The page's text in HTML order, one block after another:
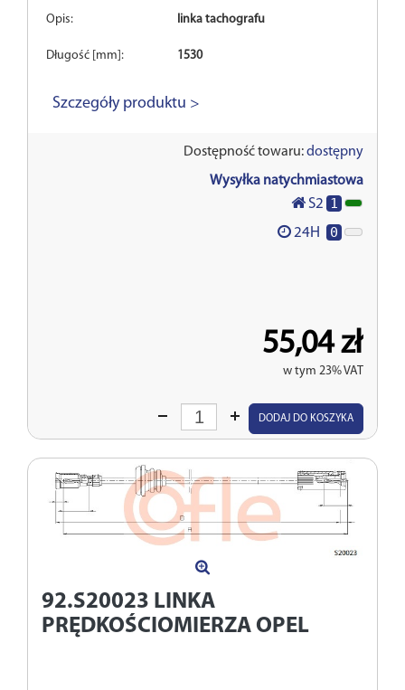
Opis: linka tachografu
Długość [mm]: 1530
Szczegóły produktu >
Dostępność towaru:dostępny
Wysyłka natychmiastowa
S2 1
24H 0
55,04 zł
w tym 23% VAT
Wprowadź
DODAJ DO KOSZYKA
92.S20023 LINKA
PRĘDKOŚCIOMIERZA OPEL